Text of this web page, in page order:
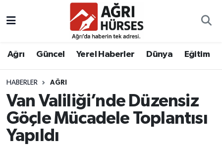
Ağrı Güncel Yerel Haberler Dünya Eğitim
HABERLER AĞRI
Van Valiliği’nde Düzensiz
Göçle Mücadele Toplantısı
Yapıldı
Hava Durumu
Tüm Manşetler
Son Dakika Haberleri